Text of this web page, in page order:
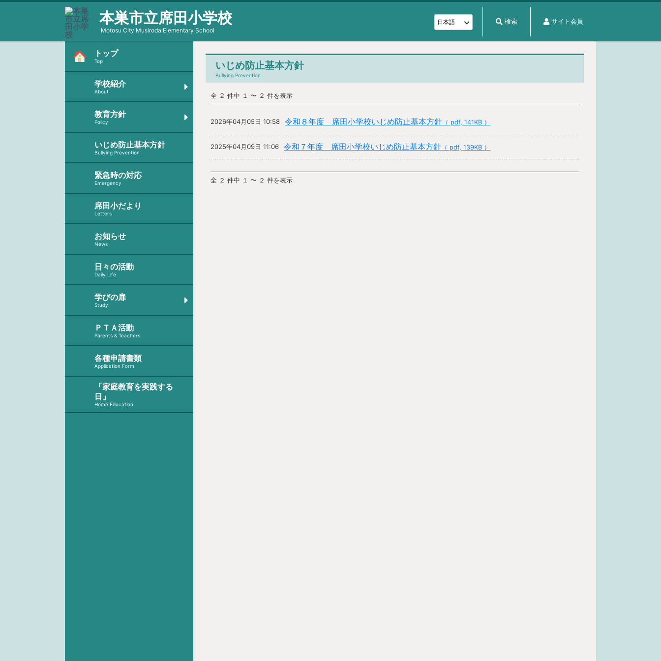
本巣市立席田小学校
Motosu City Musiroda Elementary School
検索 サイト会員
トップ
Top
学校紹介
About
教育方針
Policy
いじめ防止基本方針
Bullying Prevention
緊急時の対応
Emergency
席田小だより
Letters
お知らせ
News
日々の活動
Daily Life
学びの扉
Study
ＰＴＡ活動
Parents & Teachers
各種申請書類
Application Form
「家庭教育を実践する
日」
Home Education
いじめ防止基本方針
Bullying Prevention
全 ２ 件中 １ 〜 ２ 件を表示
2026年04月05日 10:58 令和８年度 席田小学校いじめ防止基本方針 （ pdf, 141KB ）
2025年04月09日 11:06 令和７年度 席田小学校いじめ防止基本方針 （ pdf, 139KB ）
全 ２ 件中 １ 〜 ２ 件を表示